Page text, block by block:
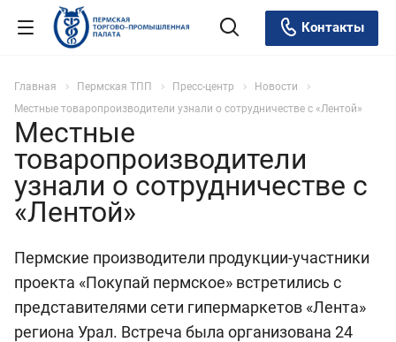
Контакты
Главная Пермская ТПП Пресс-центр
Новости
Местные товаропроизводители узнали о сотрудничестве с «Лентой»
Местные
товаропроизводители
узнали о сотрудничестве с
«Лентой»
Пермские производители продукции-участники
проекта «Покупай пермское» встретились с
представителями сети гипермаркетов «Лента»
региона Урал. Встреча была организована 24